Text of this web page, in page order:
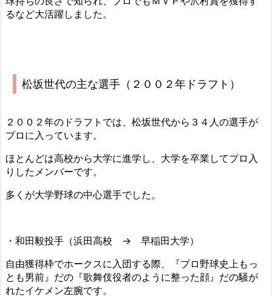
るなど大活躍しました。
松坂世代の主な選手（２００２年ドラフト）
２００２年のドラフトでは、松坂世代から３４人の選手が
プロに入っています。
ほとんどは高校から大学に進学し、大学を卒業してプロ入
りしたメンバーです。
多くが大学野球の中心選手でした。
・和田毅投手（浜田高校 → 早稲田大学）
自由獲得枠でホークスに入団する際、『プロ野球史上もっ
とも男前』だの『歌舞伎役者のように整った顔』だの騒が
れたイケメン左腕です。